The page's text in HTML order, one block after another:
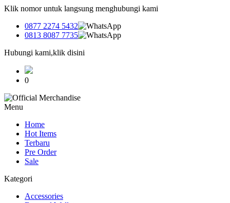
Klik nomor untuk langsung menghubungi kami
0877 2274 5432
0813 8087 7735
Hubungi kami,klik disini
0
Menu
Home
Hot Items
Terbaru
Pre Order
Sale
Kategori
Accessories